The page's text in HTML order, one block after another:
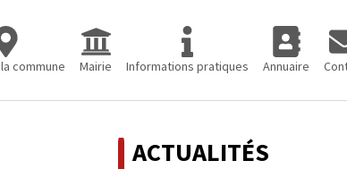
commune
for "Découvrir la commune"
Mairie
Submenu for "Mairie"
Informations pratiques
Submenu for "Informations
Annuaire
Submenu for
ACTUALITÉS